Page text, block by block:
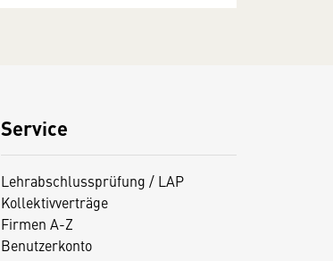
Service
Lehrabschlussprüfung / LAP
Kollektivverträge
Firmen A-Z
Benutzerkonto